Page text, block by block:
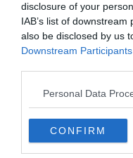
disclosure of your
IAB’s list of
also be disclosed by us
Downstream Participants
Personal Data
CONFIRM
Tudod
helyesen?